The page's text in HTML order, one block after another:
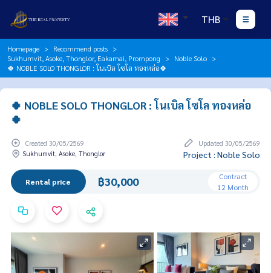
THB
Homepage
Recommend posts
Sukhumvit, Asoke, Thonglor, Eakamai, Prompong
Noble Solo
🍀 NOBLE SOLO THONGLOR : โนเบิล โซโล ทองหล่อ🍀
🍀 NOBLE SOLO THONGLOR : โนเบิล โซโล ทองหล่อ
🍀
Created 30/05/2569
Updated 30/05/2569
Sukhumvit, Asoke, Thonglor
Project : Noble Solo
Rental price ฿30,000
Contract
12 Month